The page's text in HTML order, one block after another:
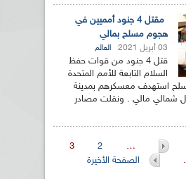
مقتل 4 جنود أمميين في
هجوم مسلح بمالي
03 أبريل 2021 العالم
قتل 4 جنود من قوات حفظ
السلام التابعة للأمم المتحدة
استهدف معسكرهم بمدينة
شمالي مالي . ونقلت مصادر
…
2
3
الصفحة الأخيرة